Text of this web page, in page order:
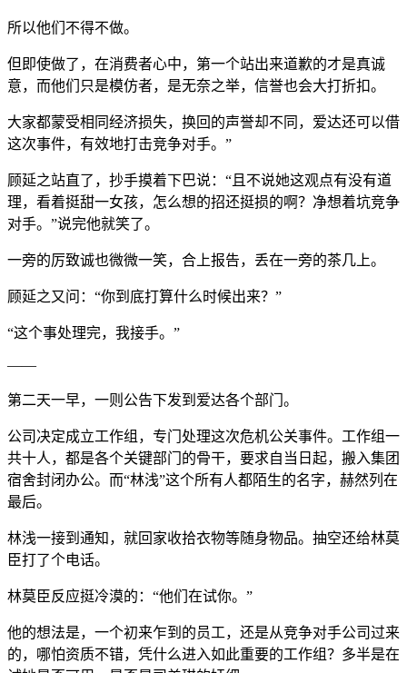
所以他们不得不做。
但即使做了，在消费者心中，第一个站出来道歉的才是真诚
意，而他们只是模仿者，是无奈之举，信誉也会大打折扣。
大家都蒙受相同经济损失，换回的声誉却不同，爱达还可以借
这次事件，有效地打击竞争对手。”
顾延之站直了，抄手摸着下巴说：“且不说她这观点有没有道
理，看着挺甜一女孩，怎么想的招还挺损的啊？净想着坑竞争
对手。”说完他就笑了。
一旁的厉致诚也微微一笑，合上报告，丢在一旁的茶几上。
顾延之又问：“你到底打算什么时候出来？”
“这个事处理完，我接手。”
——
第二天一早，一则公告下发到爱达各个部门。
公司决定成立工作组，专门处理这次危机公关事件。工作组一
共十人，都是各个关键部门的骨干，要求自当日起，搬入集团
宿舍封闭办公。而“林浅”这个所有人都陌生的名字，赫然列在
最后。
林浅一接到通知，就回家收拾衣物等随身物品。抽空还给林莫
臣打了个电话。
林莫臣反应挺冷漠的：“他们在试你。”
他的想法是，一个初来乍到的员工，还是从竞争对手公司过来
的，哪怕资质不错，凭什么进入如此重要的工作组？多半是在